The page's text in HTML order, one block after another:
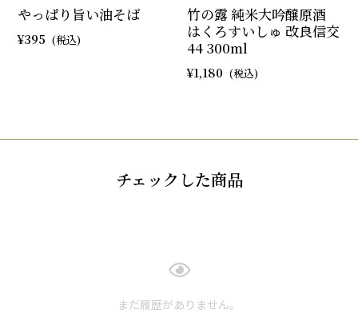
やっぱり旨い油そば
395
竹の露 純米大吟醸原酒
はくろすいしゅ 改良信交
44 300ml
1,180
チェックした商品
まだ履歴がありません。